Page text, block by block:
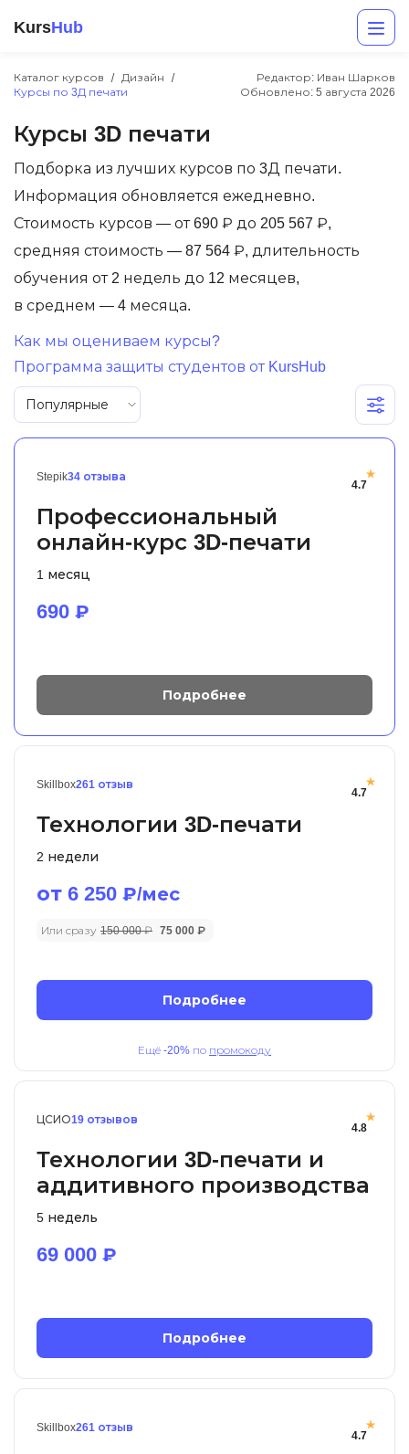
KursHub
Каталог курсов
Дизайн
Курсы по 3Д печати
Редактор: Иван Шарков
Обновлено: 5 августа 2026
Курсы 3D печати
Подборка из лучших курсов по 3Д печати.
Информация обновляется ежедневно.
Стоимость курсов — от 690 ₽ до 205 567 ₽,
средняя стоимость — 87 564 ₽, длительность
обучения от 2 недель до 12 месяцев,
в среднем — 4 месяца.
Как мы оцениваем курсы?
Программа защиты студентов от KursHub
Популярные
Профессиональный
онлайн-курс 3D-печати
Stepik
4.7
34 отзыва
690 ₽
1 месяц
Подробнее
Технологии 3D-печати
Skillbox
4.7
261 отзыв
от 6 250 ₽/мес
Или сразу 150 000 ₽ 75 000 ₽
Ещё -20% по промокоду
2 недели
Подробнее
Технологии 3D-печати и
аддитивного производства
ЦСИО
4.8
19 отзывов
69 000 ₽
5 недель
Подробнее
Skillbox
4.7
261 отзыв
Разработка
Маркетинг
Аналитика
Менеджмент
Иностранные языки
Soft Skills
ДПО
Детям
Акции и промокоды
Рейтинг онлайн-школ